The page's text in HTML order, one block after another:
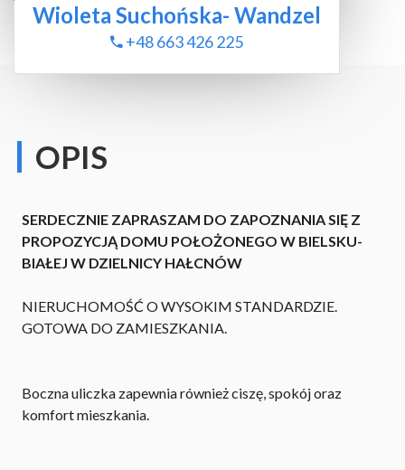
Wioleta Suchońska- Wandzel
+48 663 426 225
OPIS
SERDECZNIE ZAPRASZAM DO ZAPOZNANIA SIĘ Z
PROPOZYCJĄ DOMU POŁOŻONEGO W BIELSKU-
BIAŁEJ W DZIELNICY HAŁCNÓW
NIERUCHOMOŚĆ O WYSOKIM STANDARDZIE.
GOTOWA DO ZAMIESZKANIA.
Boczna uliczka zapewnia również ciszę, spokój oraz
komfort mieszkania.